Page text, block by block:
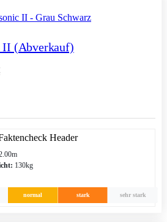
II (Abverkauf)
130kg
normal stark sehr stark